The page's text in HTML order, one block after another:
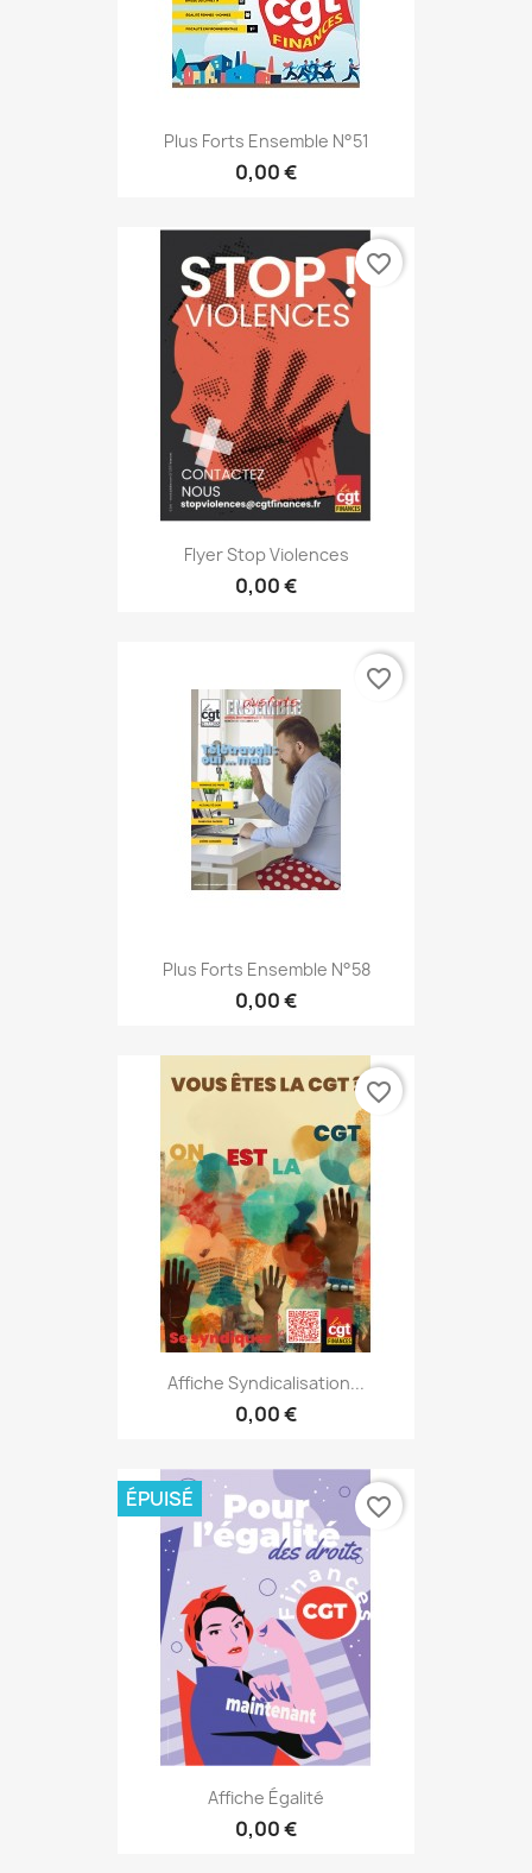
Plus Forts Ensemble N°51
0,00 €
Flyer Stop Violences
0,00 €
favorite_border
Plus Forts Ensemble N°58
0,00 €
favorite_border
Affiche Syndicalisation...
0,00 €
favorite_border
Affiche Égalité
0,00 €
ÉPUISÉ favorite_border